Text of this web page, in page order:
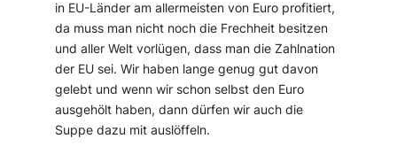
in EU-Länder am allermeisten von Euro profitiert,
da muss man nicht noch die Frechheit besitzen
und aller Welt vorlügen, dass man die Zahlnation
der EU sei. Wir haben lange genug gut davon
gelebt und wenn wir schon selbst den Euro
ausgehölt haben, dann dürfen wir auch die
Suppe dazu mit auslöffeln.